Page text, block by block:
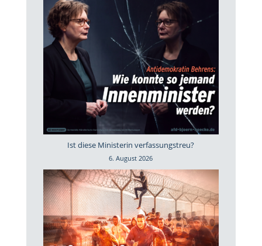
Ist diese Ministerin verfassungstreu?
6. August 2026